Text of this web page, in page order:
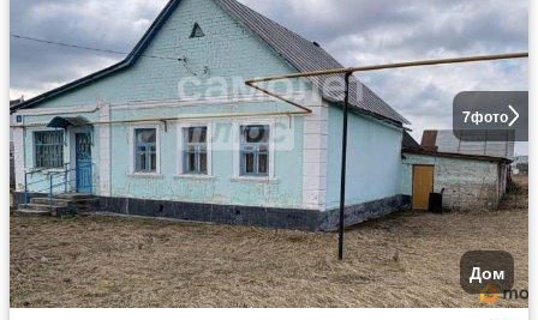
7фото
Дом